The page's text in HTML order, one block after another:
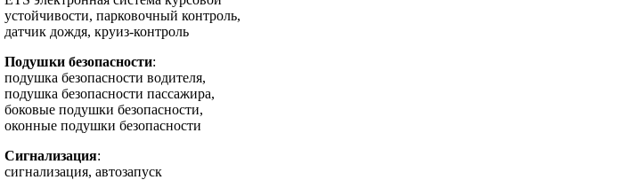
устойчивости, парковочный контроль,
датчик дождя, круиз-контроль
Подушки безопасности:
подушка безопасности водителя,
подушка безопасности пассажира,
боковые подушки безопасности,
оконные подушки безопасности
Сигнализация:
сигнализация, автозапуск